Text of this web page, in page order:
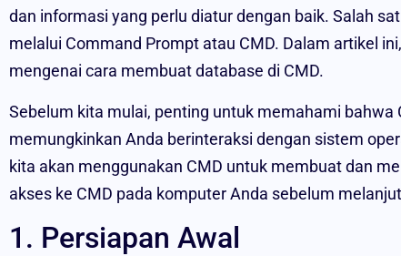
dan informasi yang perlu diatur dengan baik. Salah
melalui Command Prompt atau CMD. Dalam artikel
mengenai cara membuat database di CMD.
Sebelum kita mulai, penting untuk memahami bahwa
memungkinkan Anda berinteraksi dengan sistem
kita akan menggunakan CMD untuk membuat dan
akses ke CMD pada komputer Anda sebelum
1. Persiapan Awal